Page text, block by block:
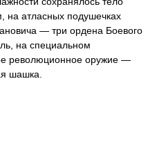
на атласных подушечках
— три ордена Боевого
на специальном
революционное оружие —
шашка.